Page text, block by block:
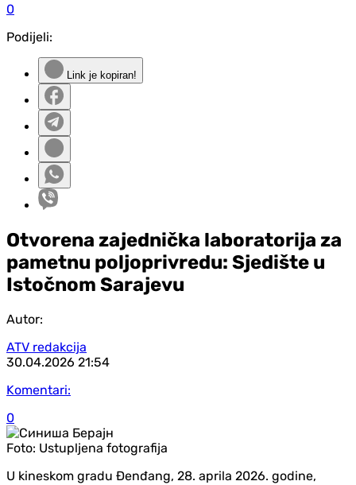
0
Podijeli:
Link je kopiran!
Otvorena zajednička laboratorija za
pametnu poljoprivredu: Sjedište u
Istočnom Sarajevu
Autor:
ATV redakcija
30.04.2026 21:54
Komentari:
0
Foto: Ustupljena fotografija
U kineskom gradu Đenđang, 28. aprila 2026. godine,